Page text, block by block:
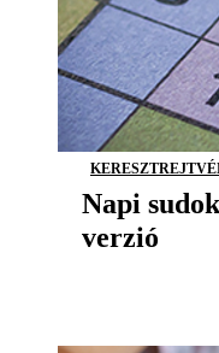
Napi
verzió